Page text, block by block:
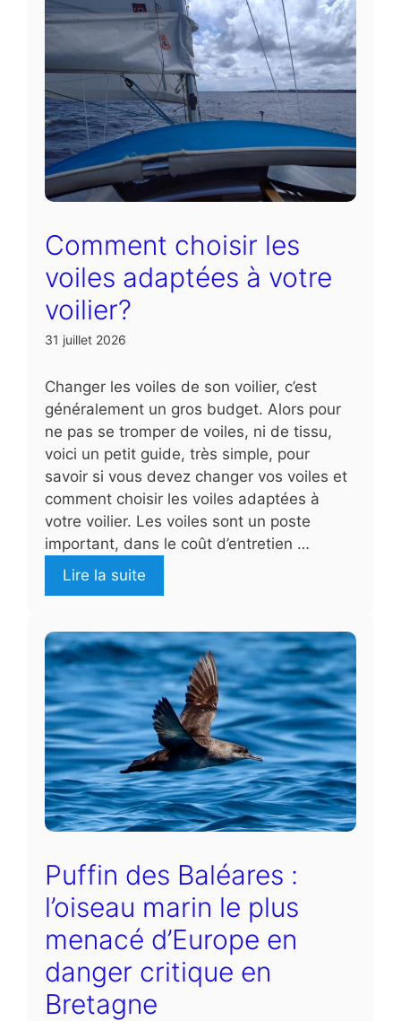
Comment choisir les
voiles adaptées à votre
voilier?
31 juillet 2026
Changer les voiles de son voilier, c’est
généralement un gros budget. Alors pour
ne pas se tromper de voiles, ni de tissu,
voici un petit guide, très simple, pour
savoir si vous devez changer vos voiles et
comment choisir les voiles adaptées à
votre voilier. Les voiles sont un poste
important, dans le coût d’entretien …
Lire la suite
Puffin des Baléares :
l’oiseau marin le plus
menacé d’Europe en
danger critique en
Bretagne